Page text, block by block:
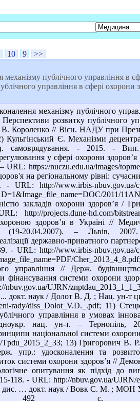
10 9
>>
публічного управління в
управління в сфері охорони
механізму публічного
розвитку публічного
Короленко // Вісн. НАДУ при
Є. Механізми
самоврядування. - 2015. -
у сфері охорони здоров’я
https://nuczu.edu.ua/images/
на регіональному рівні:
http://www.irbis-nbuv.gov.ua/cgi-
2011/
закладів охорони здоров’я
projects.dune-hd.com/bitstream/
здоров’я в Україні //
(19-20.04.2007). – Львів,
державно-приватного
http://www.irbis-nbuv.gov.ua/
управління // Держ.
системи охорони
UJRN/
докт. наук / Долот В. Д. ; Нац. ун-т
rady/diss_Dolot_V.D._.pdf; 11)
управління в умовах
нац. ун-т. –
національної системи охорони
13) Григорович В. Р.
Держ. упр.: удосконалення та
системи охорони здоров’я //
опитування як підхід до
118. - URL: http://nbuv.gov.ua/
: дис. … докт. наук / Вовк С. М. ; МОН
- 492